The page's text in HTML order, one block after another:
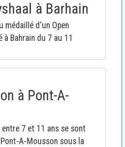
à Barhain
médaillé d'un Open
Bahrain du 7 au 11
à Pont-A-
7 et 11 ans se sont
A-Mousson sous la